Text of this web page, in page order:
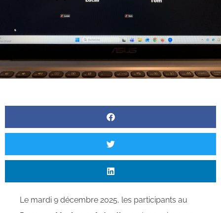
Le mardi 9 décembre 2025, les participants au